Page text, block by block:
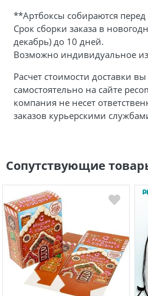
**Артбоксы собираются перед
Срок сборки заказа в
декабрь) до 10 дней.
Возможно индивидуальное
Расчет стоимости доставки
самостоятельно на сайте
компания не несет
заказов курьерскими
Сопутствующие